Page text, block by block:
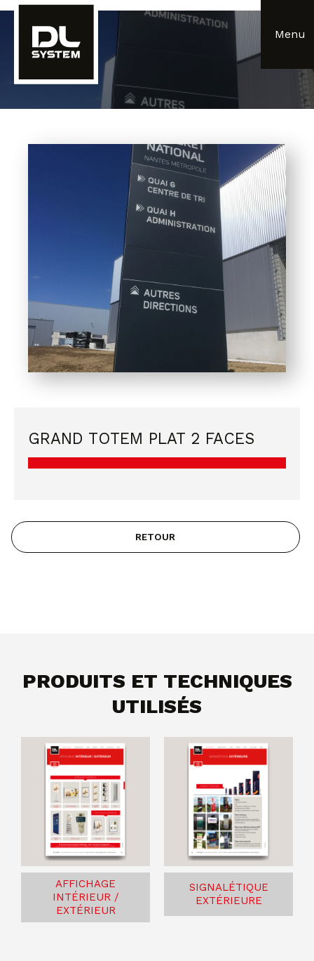
Menu
GRAND TOTEM PLAT 2 FACES
RETOUR
PRODUITS ET TECHNIQUES
UTILISÉS
AFFICHAGE
INTÉRIEUR /
EXTÉRIEUR
SIGNALÉTIQUE
EXTÉRIEURE
Panneau de gestion des cookies